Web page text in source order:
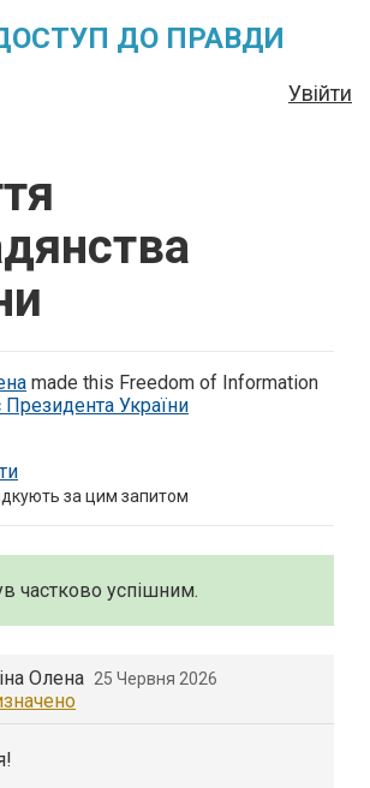
ДО ПРАВДИ
Увійти
made this Freedom of Information
Президента України
за цим запитом
частково успішним.
Олена 25 Червня 2026